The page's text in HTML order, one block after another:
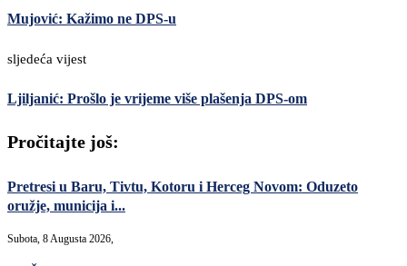
Mujović: Kažimo ne DPS-u
sljedeća vijest
Ljiljanić: Prošlo je vrijeme više plašenja DPS-om
Pročitajte još:
Pretresi u Baru, Tivtu, Kotoru i Herceg Novom: Oduzeto
oružje, municija i...
Subota, 8 Augusta 2026,